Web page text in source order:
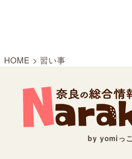
HOME > 習い事
by yomiっこ